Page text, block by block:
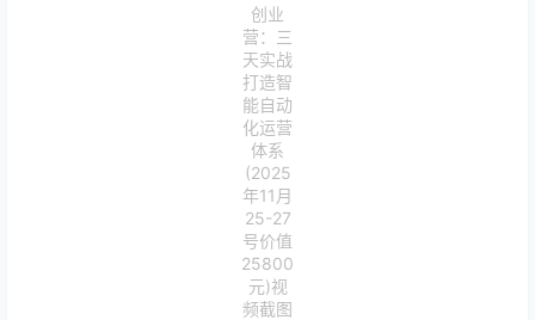
创业
营：三
天实战
打造智
能自动
化运营
体系
(2025
年11月
25-27
号价值
25800
元)视
频截图